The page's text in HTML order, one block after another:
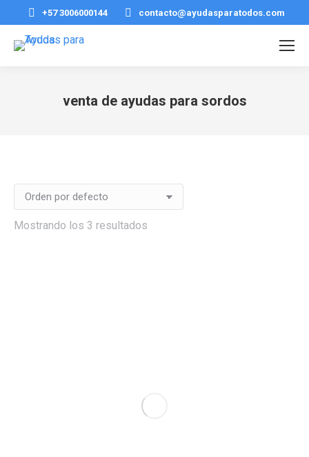
+57 3006000144 contacto@ayudasparatodos.com
venta de ayudas para sordos
Mostrando los 3 resultados